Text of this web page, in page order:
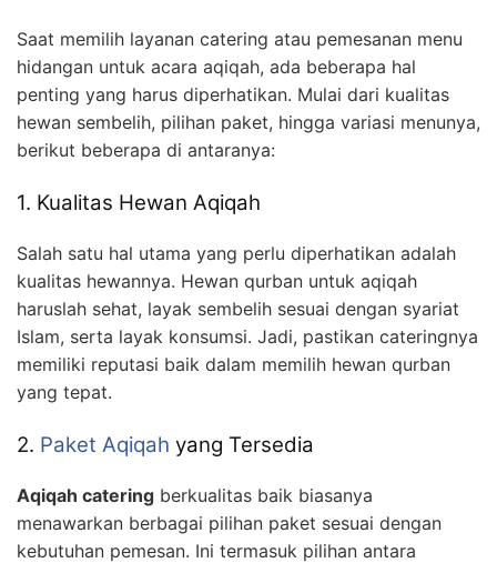
Saat memilih layanan catering atau pemesanan menu
hidangan untuk acara aqiqah, ada beberapa hal
penting yang harus diperhatikan. Mulai dari kualitas
hewan sembelih, pilihan paket, hingga variasi menunya,
berikut beberapa di antaranya:
1. Kualitas Hewan Aqiqah
Salah satu hal utama yang perlu diperhatikan adalah
kualitas hewannya. Hewan qurban untuk aqiqah
haruslah sehat, layak sembelih sesuai dengan syariat
Islam, serta layak konsumsi. Jadi, pastikan cateringnya
memiliki reputasi baik dalam memilih hewan qurban
yang tepat.
2. Paket Aqiqah yang Tersedia
Aqiqah catering berkualitas baik biasanya
menawarkan berbagai pilihan paket sesuai dengan
kebutuhan pemesan. Ini termasuk pilihan antara